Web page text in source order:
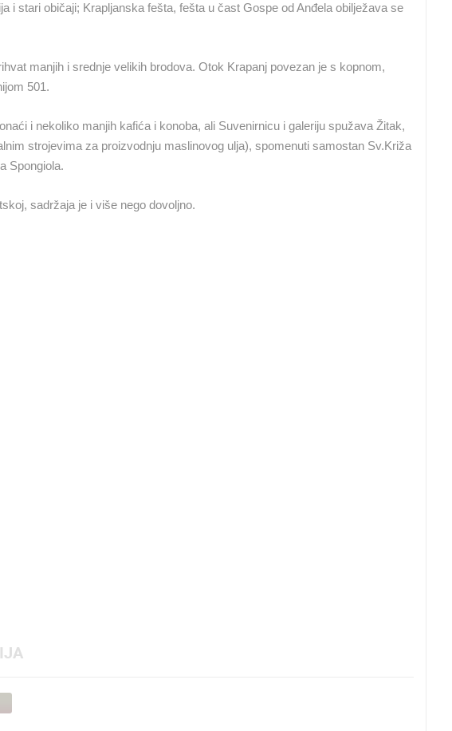
KAMERA
GRADOVI I MJESTA HD - OKRETNE KAMERE GRADILIŠTA SKIJANJE I SNIJEG PLAŽE MARINE I LUČICE
PROMET ZNAMENITOSTI SVJETSKA BAŠTINA SPORT
i stari običaji; Krapljanska fešta, fešta u čast Gospe od Anđela obilježava se
manjih i srednje velikih brodova. Otok Krapanj povezan je s kopnom,
501.
i nekoliko manjih kafića i konoba, ali Suvenirnicu i galeriju spužava Žitak,
strojevima za proizvodnju maslinovog ulja), spomenuti samostan Sv.Križa
Spongiola.
sadržaja je i više nego dovoljno.